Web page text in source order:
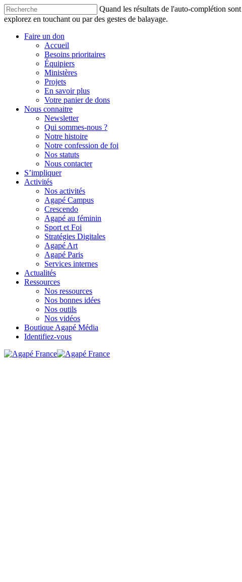
Quand les résultats de l'auto-complétion
explorez en touchant ou par des gestes de balayage.
Faire un don
Accueil
Besoins prioritaires
Équipiers
Ministères
Projets
En savoir plus
Votre panier de dons
Nous connaitre
Newsletter
Qui sommes-nous ?
Notre histoire
Notre confession de foi
Nos statuts
Nous contacter
S’impliquer
Activités
Nos activités
Agapé Campus
Crescendo
Agapé au féminin
Sport et Foi
Stratégies Digitales
Agapé Art
Agapé Paris
Services internes
Actualités
Ressources
Nos ressources
Nos bonnes idées
Nos outils
Nos vidéos
Boutique Agapé Média
Identifiez-vous